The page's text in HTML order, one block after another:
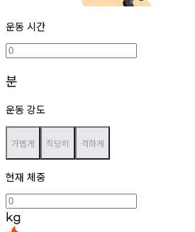
운동 시간
분
운동 강도
가볍게 적당히 격하게
현재 체중
kg